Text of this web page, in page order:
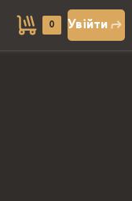
0 Увійти